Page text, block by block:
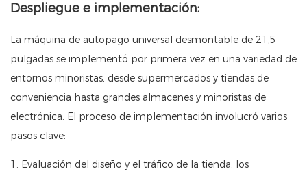
Despliegue e implementación:
La máquina de autopago universal desmontable de 21,5
pulgadas se implementó por primera vez en una variedad de
entornos minoristas, desde supermercados y tiendas de
conveniencia hasta grandes almacenes y minoristas de
electrónica. El proceso de implementación involucró varios
pasos clave:
1. Evaluación del diseño y el tráfico de la tienda: los